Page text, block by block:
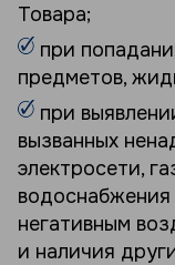
Товара;
при
предметов,
при
вызванных
электросети,
негативным
и наличия